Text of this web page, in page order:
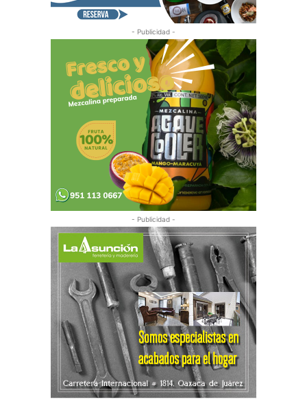
- Publicidad -
- Publicidad -